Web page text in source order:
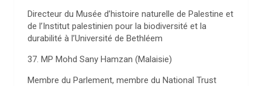
Directeur du Musée d’histoire naturelle de Palestine et
de l’Institut palestinien pour la biodiversité et la
durabilité à l’Université de Bethléem
37. MP Mohd Sany Hamzan (Malaisie)
Membre du Parlement, membre du National Trust